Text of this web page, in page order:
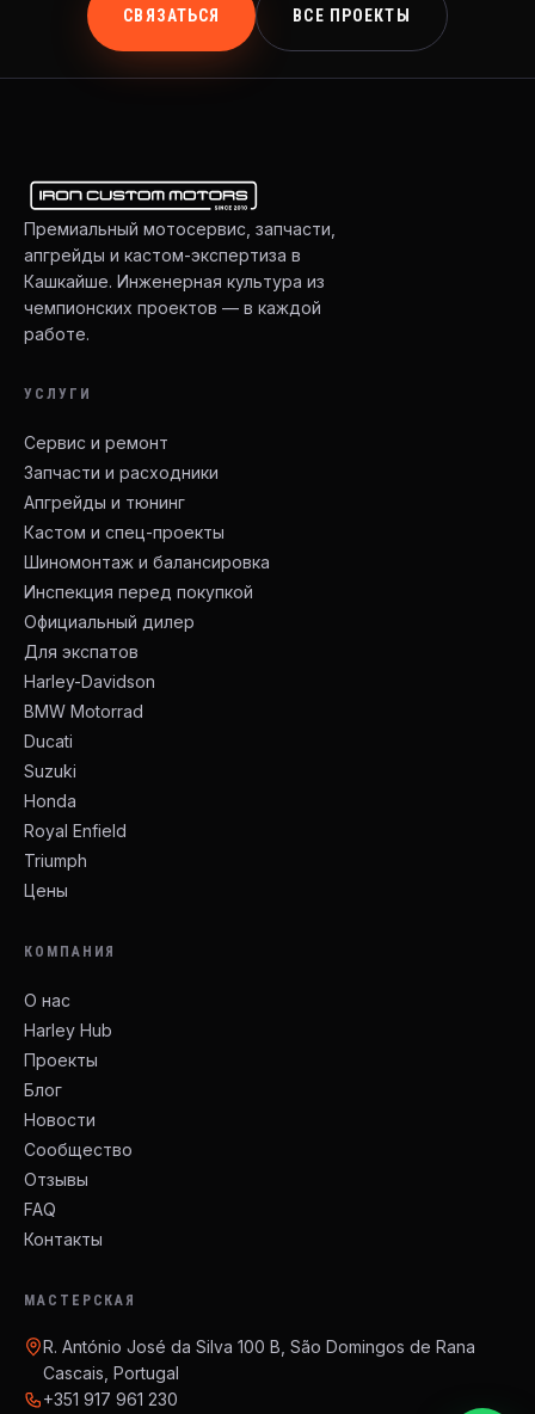
СВЯЗАТЬСЯ ВСЕ ПРОЕКТЫ
Премиальный мотосервис, запчасти,
апгрейды и кастом-экспертиза в
Кашкайше. Инженерная культура из
чемпионских проектов — в каждой
работе.
УСЛУГИ
Сервис и ремонт
Запчасти и расходники
Апгрейды и тюнинг
Кастом и спец-проекты
Шиномонтаж и балансировка
Инспекция перед покупкой
Официальный дилер
Для экспатов
Harley-Davidson
BMW Motorrad
Ducati
Suzuki
Honda
Royal Enfield
Triumph
Цены
КОМПАНИЯ
О нас
Harley Hub
Проекты
Блог
Новости
Сообщество
Отзывы
FAQ
Контакты
МАСТЕРСКАЯ
R. António José da Silva 100 B, São Domingos de Rana
Cascais, Portugal
+351 917 961 230